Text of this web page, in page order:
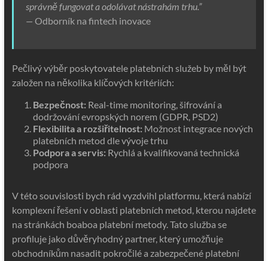
správně fungovat a odolávat nástrahám trhu.”
— Odborník na fintech inovace
Pečlivý výběr poskytovatele platebních služeb by měl být
založen na několika klíčových kritériích:
Bezpečnost: Real-time monitoring, šifrování a
dodržování evropských norem (GDPR, PSD2)
Flexibilita a rozšiřitelnost: Možnost integrace nových
platebních metod dle vývoje trhu
Podpora a servis: Rychlá a kvalifikovaná technická
podpora
V této souvislosti bych rád vyzdvihl platformu, která nabízí
komplexní řešení v oblasti platebních metod, kterou najdete
na stránkách boaboa platební metody. Tato služba se
profiluje jako důvěryhodný partner, který umožňuje
obchodníkům nasadit pokročilé a zabezpečené platební